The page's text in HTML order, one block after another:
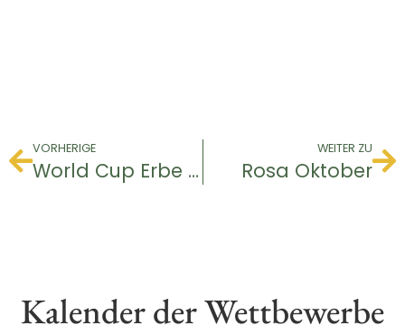
VORHERIGE
World Cup Erbe & Rangliste
WEITER ZU
Rosa Oktober
Kalender der Wettbewerbe